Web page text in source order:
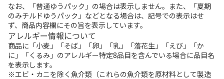
なお、「普通ゆうパック」の場合は表示しません。また、「夏期
のみチルドゆうパック」などとなる場合は、記号での表示はせ
ず、商品内容欄にその旨を表示しています。
アレルギー情報について
商品に「小麦」「そば」「卵」「乳」「落花生」「えび」「か
に」「くるみ」のアレルギー特定8品目を含んでいる場合に品目名
を表示します。
※エビ・カニを除く魚介類（これらの魚介類を原材料として製造